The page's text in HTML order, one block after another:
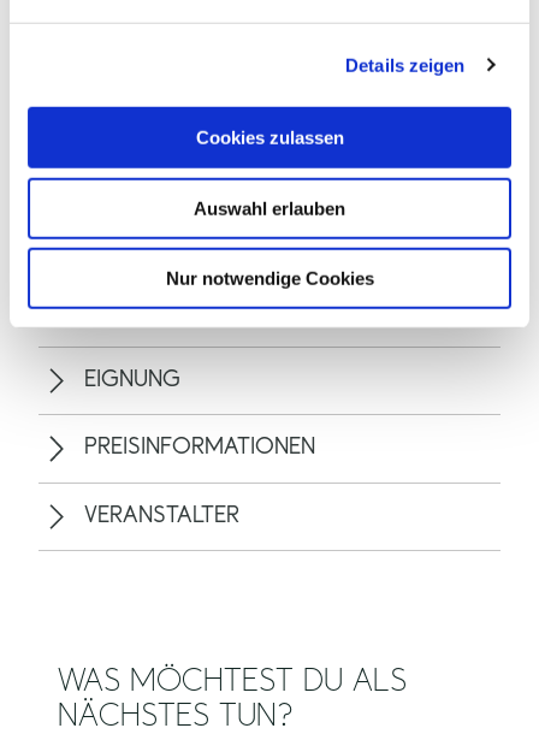
Details zeigen
Cookies zulassen
Auswahl erlauben
Nur notwendige Cookies
ALLGEMEINE INFORMATIONEN
EIGNUNG
PREISINFORMATIONEN
VERANSTALTER
WAS MÖCHTEST DU ALS
NÄCHSTES TUN?